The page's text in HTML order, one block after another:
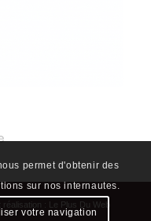
permet d'obtenir des
sur nos internautes.
votre navigation